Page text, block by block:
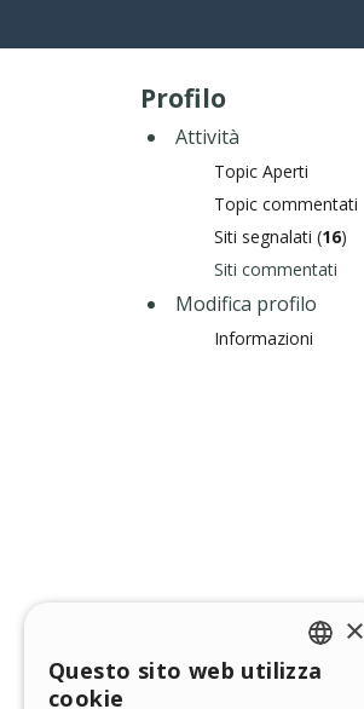
Profilo
Attività
Topic Aperti
Topic commentati
Siti segnalati (16)
Siti commentati
Modifica profilo
Informazioni
ENGLISH
×
Questo sito web utilizza
cookie